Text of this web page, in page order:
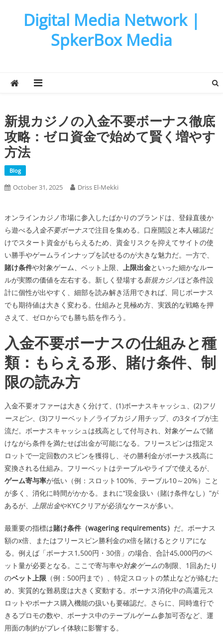
Digital Media Network |
SpkerBox Media
新規カジノの入金不要ボーナス徹底
攻略：ゼロ資金で始めて賢く増やす
方法
Blog
October 31, 2025 Driss El-Mekki
オンラインカジノ市場に参入したばかりのブランドは、登録直後か
ら遊べる 入金不要ボーナスで注目を集める。口座開設と本人確認だ
けでスタート資金がもらえるため、資金リスクを抑えてサイトの使
い勝手やゲームラインナップを試せるのが大きな魅力だ。一方で、
賭け条件や対象ゲーム、ベット上限、 上限出金といった細かなルー
ルが実際の価値を左右する。新しく登場する新規カジノほど条件設
計に個性が出やすく、細部を読み解き活用できれば、同じボーナス
でも期待値は大きく変わる。仕組みと見極め方、実践的な戦略を押
さえて、ゼロからでも勝ち筋を作ろう。
入金不要ボーナスの仕組みと種
類：もらえる形、賭け条件、制
限の読み方
入金不要オファーは大きく分けて、(1)ボーナスキャッシュ、(2)フリ
ースピン、(3)フリーベット／ライブカジノ用チップ、の3タイプが主
流だ。ボーナスキャッシュは残高として付与され、対象ゲームで賭
けながら条件を満たせば出金が可能になる。フリースピンは指定ス
ロットで一定回数のスピンを獲得し、その勝利金がボーナス残高に
変換される仕組み。フリーベットはテーブルやライブで使えるが、
ゲーム寄与率が低い（例：スロット100%、テーブル10～20%）こと
が多く、消化に時間がかかる。まれに“現金扱い（賭け条件なし）”が
あるが、 上限出金やKYCクリアが必須なケースが多い。
最重要の指標は賭け条件（wagering requirements） だ。ボーナス
額のx倍、またはフリースピン勝利金のx倍を賭けるとクリアにな
る。例えば「ボーナス1,500円・30倍」の場合、合計45,000円のベ
ット量が必要となる。ここで寄与率や対象ゲームの制限、1回あたり
のベット上限（例：500円まで）、特定スロットの禁止などが絡むた
め、実質的な難易度は大きく変動する。ボーナス消化中の高還元ス
ロットやボーナス購入機能の扱いも要確認だ。さらに、同時進行で
きるプロモの数や、ボーナス中のテーブルゲーム参加可否など、運
用面の制約がプレイ体験に影響する。